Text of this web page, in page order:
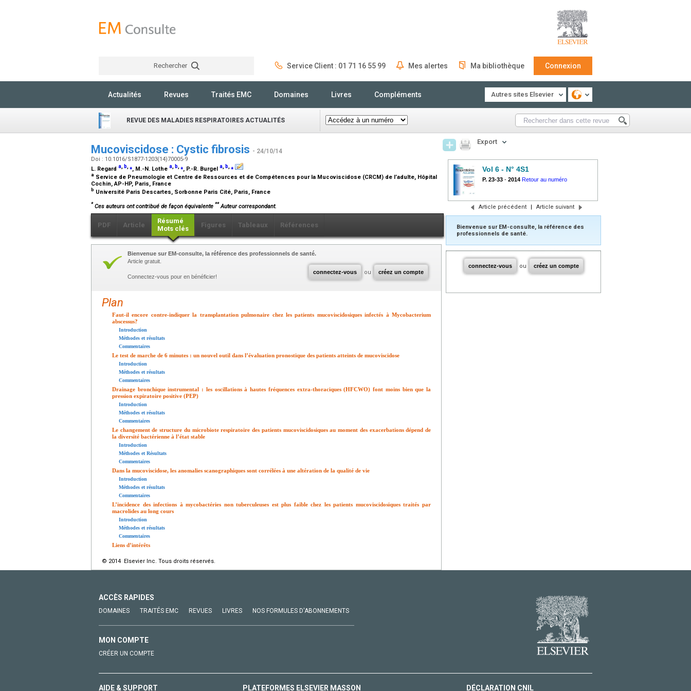
Rechercher Service Client : 01 71 16 55 99 Mes alertes Ma bibliothèque Connexion
Actualités Revues Traités EMC Domaines Livres Compléments Autres sites Elsevier
REVUE DES MALADIES RESPIRATOIRES ACTUALITÉS
Mucoviscidose : Cystic fibrosis - 24/10/14
Doi : 10.1016/S1877-1203(14)70005-9
L. Regard a, b,⁎, M.-N. Lothe a, b,⁎, P.-R. Burgel a, b,⁎
a Service de Pneumologie et Centre de Ressources et de Compétences pour la Mucoviscidose (CRCM) de l’adulte, Hôpital
Cochin, AP-HP, Paris, France
b Université Paris Descartes, Sorbonne Paris Cité, Paris, France
* Ces auteurs ont contribué de façon équivalente ** Auteur correspondant.
PDF Article
Résumé
Mots clés
Figures Tableaux Références
connectez-vous ou créez un compte
Bienvenue sur EM-consulte, la référence des professionnels de santé.
Article gratuit.
Connectez-vous pour en bénéficier!
Plan
Faut-il encore contre-indiquer la transplantation pulmonaire chez les patients mucoviscidosiques infectés à Mycobacterium
abscessus?
Introduction
Méthodes et résultats
Commentaires
Le test de marche de 6 minutes : un nouvel outil dans l’évaluation pronostique des patients atteints de mucoviscidose
Introduction
Méthodes et résultats
Commentaires
Drainage bronchique instrumental : les oscillations à hautes fréquences extra-thoraciques (HFCWO) font moins bien que la
pression expiratoire positive (PEP)
Introduction
Méthodes et résultats
Commentaires
Le changement de structure du microbiote respiratoire des patients mucoviscidosiques au moment des exacerbations dépend de
la diversité bactérienne à l’état stable
Introduction
Méthodes et Résultats
Commentaires
Dans la mucoviscidose, les anomalies scanographiques sont corrélées à une altération de la qualité de vie
Introduction
Méthodes et résultats
Commentaires
L’incidence des infections à mycobactéries non tuberculeuses est plus faible chez les patients mucoviscidosiques traités par
macrolides au long cours
Introduction
Méthodes et résultats
Commentaires
Liens d’intérêts
© 2014 Elsevier Inc. Tous droits réservés.
Export
Vol 6 - N° 4S1
P. 23-33 - 2014 Retour au numéro
Article précédent | Article suivant
Bienvenue sur EM-consulte, la référence des
professionnels de santé.
connectez-vous ou créez un compte
ACCÈS RAPIDES
DOMAINES TRAITÉS EMC REVUES LIVRES NOS FORMULES D'ABONNEMENTS
MON COMPTE
CRÉER UN COMPTE
AIDE & SUPPORT PLATEFORMES ELSEVIER MASSON DÉCLARATION CNIL